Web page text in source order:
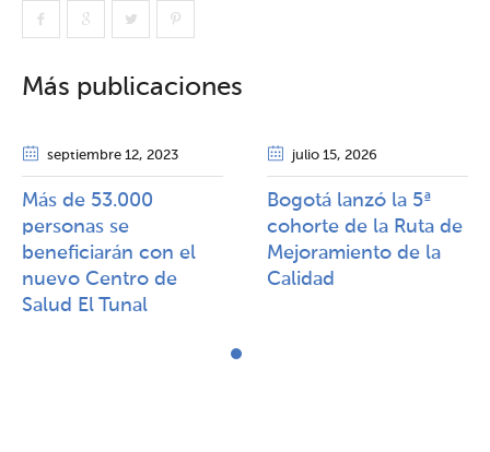
Más publicaciones
septiembre 12, 2023
Más de 53.000
personas se
beneficiarán con el
nuevo Centro de
Salud El Tunal
julio 15, 2026
Bogotá lanzó la 5ª
cohorte de la Ruta de
Mejoramiento de la
Calidad​​